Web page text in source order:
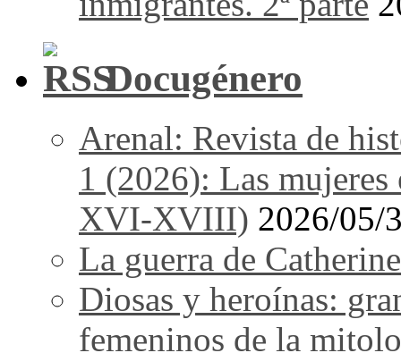
Docugénero
Arenal: Revista de
1 (2026): Las
XVI-XVIII) 2026/05/
La guerra de Catherine
Diosas y heroínas:
femeninos de la